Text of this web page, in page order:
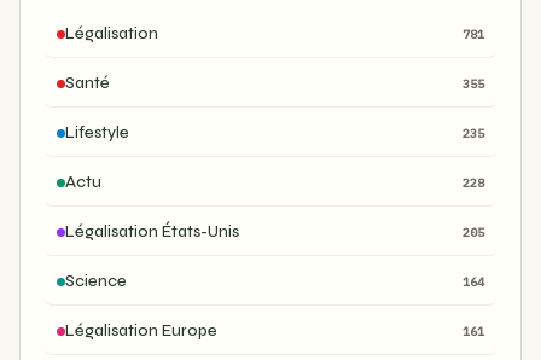
Légalisation 781
Santé 355
Lifestyle 235
Actu 228
Légalisation États-Unis 205
Science 164
Légalisation Europe 161